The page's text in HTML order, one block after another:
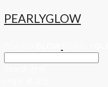
PEARLYGLOW